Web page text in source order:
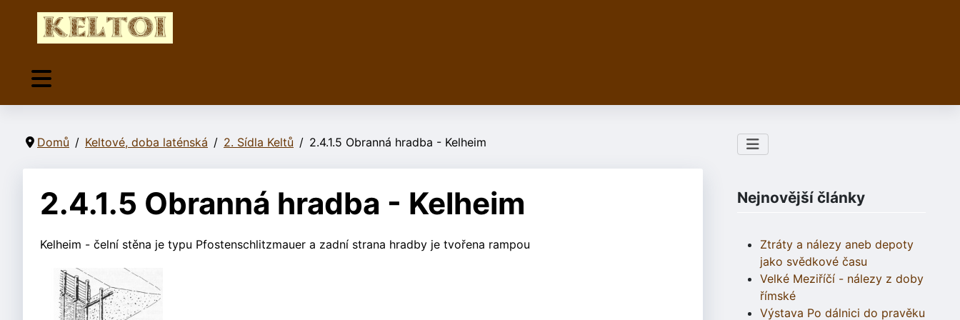
Domů Keltové, doba laténská 2. Sídla Keltů 2.4.1.5 Obranná hradba - Kelheim
2.4.1.5 Obranná hradba - Kelheim
Kelheim - čelní stěna je typu Pfostenschlitzmauer a zadní strana hradby je tvořena rampou
Nejnovější články
Ztráty a nálezy aneb depoty
jako svědkové času
Velké Meziříčí - nálezy z doby
římské
Výstava Po dálnici do pravěku